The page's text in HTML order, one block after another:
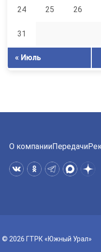
24 25 26
31
« Июль
О компанииПередачи
© 2026 ГТРК «Южный Урал»